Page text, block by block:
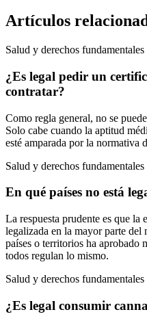
Artículos
Salud y derechos fundamentales
¿Es legal pedir un
contratar?
Como regla general, no se
Solo cabe cuando la aptitud
esté amparada por la normativa
Salud y derechos fundamentales
En qué países no está
La respuesta prudente es que la
legalizada en la mayor parte
países o territorios ha aprobado
todos regulan lo mismo.
Salud y derechos fundamentales
¿Es legal consumir